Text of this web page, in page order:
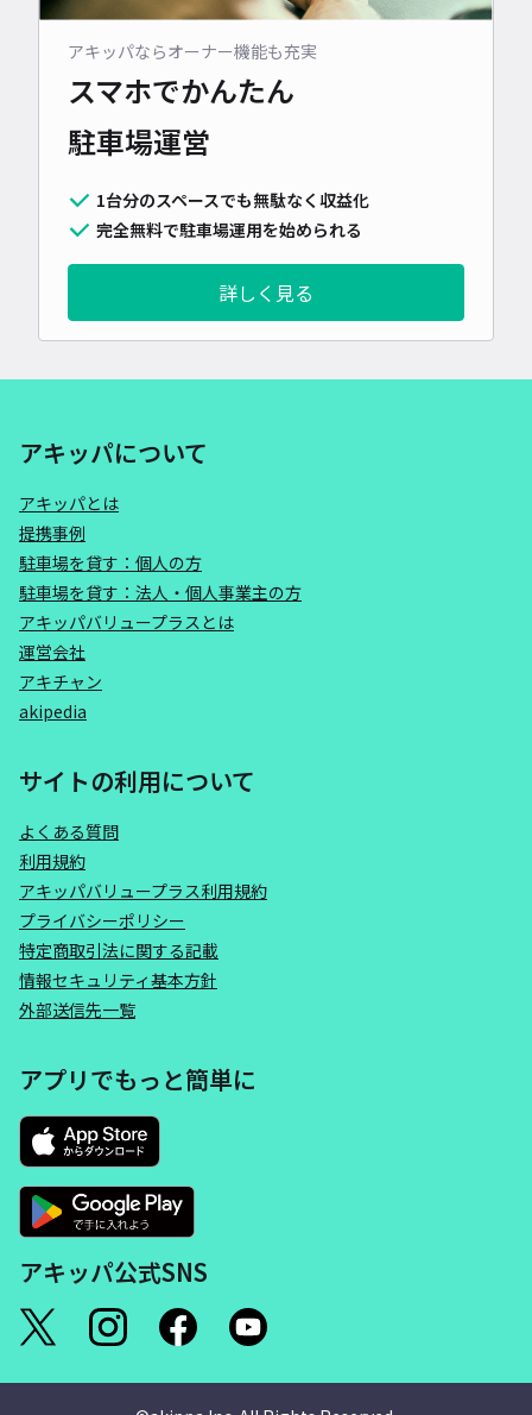
アキッパならオーナー機能も充実
スマホでかんたん
駐車場運営
1台分のスペースでも無駄なく収益化
完全無料で駐車場運用を始められる
詳しく見る
アキッパについて
アキッパとは
提携事例
駐車場を貸す：個人の方
駐車場を貸す：法人・個人事業主の方
アキッパバリュープラスとは
運営会社
アキチャン
akipedia
サイトの利用について
よくある質問
利用規約
アキッパバリュープラス利用規約
プライバシーポリシー
特定商取引法に関する記載
情報セキュリティ基本方針
外部送信先一覧
アプリでもっと簡単に
アキッパ公式SNS